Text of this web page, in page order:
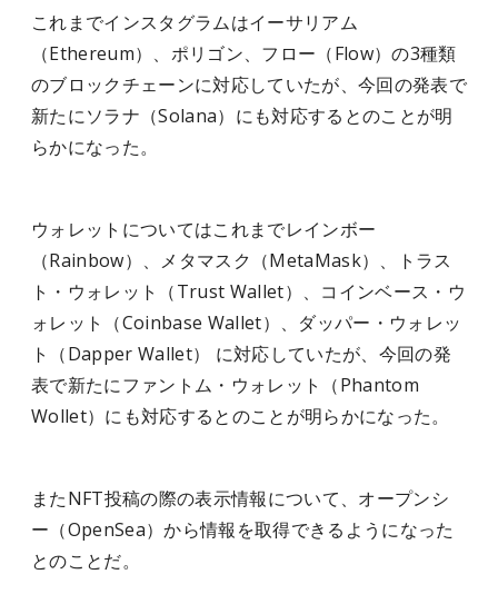
これまでインスタグラムはイーサリアム
（Ethereum）、ポリゴン、フロー（Flow）の3種類
のブロックチェーンに対応していたが、今回の発表で
新たにソラナ（Solana）にも対応するとのことが明
らかになった。
ウォレットについてはこれまでレインボー
（Rainbow）、メタマスク（MetaMask）、トラス
ト・ウォレット（Trust Wallet）、コインベース・ウ
ォレット（Coinbase Wallet）、ダッパー・ウォレッ
ト（Dapper Wallet） に対応していたが、今回の発
表で新たにファントム・ウォレット（Phantom
Wollet）にも対応するとのことが明らかになった。
またNFT投稿の際の表示情報について、オープンシ
ー（OpenSea）から情報を取得できるようになった
とのことだ。